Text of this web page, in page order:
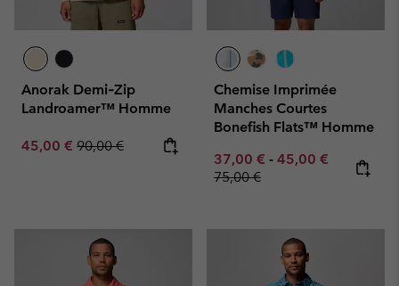
Anorak Demi‑Zip
Landroamer™ Homme
Sale price:
45,00 € Regular price:
90,00 €
Chemise Imprimée
Manches Courtes
Bonefish Flats™ Homme
Minimum sale price:
37,00 € - Maximum sale
45,00 € Regular
75,00 €